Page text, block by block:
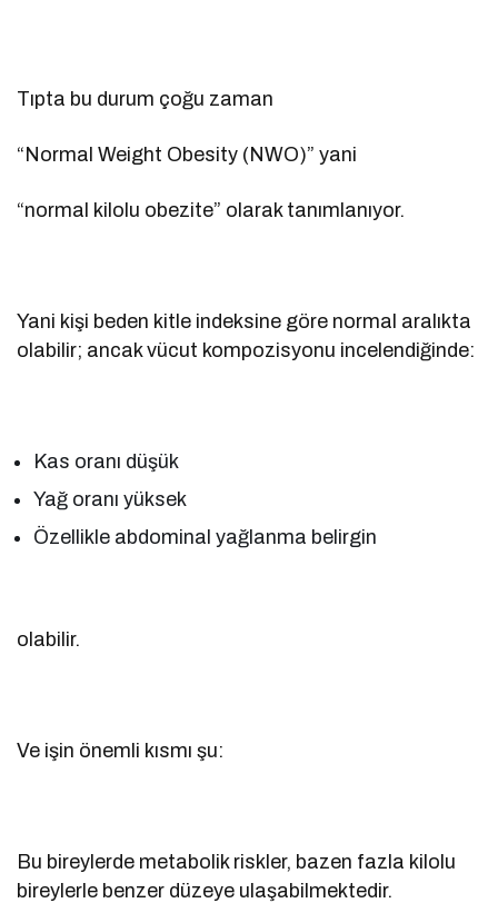
Tıpta bu durum çoğu zaman
“Normal Weight Obesity (NWO)” yani
“normal kilolu obezite” olarak tanımlanıyor.
Yani kişi beden kitle indeksine göre normal aralıkta
olabilir; ancak vücut kompozisyonu incelendiğinde:
Kas oranı düşük
Yağ oranı yüksek
Özellikle abdominal yağlanma belirgin
olabilir.
Ve işin önemli kısmı şu:
Bu bireylerde metabolik riskler, bazen fazla kilolu
bireylerle benzer düzeye ulaşabilmektedir.